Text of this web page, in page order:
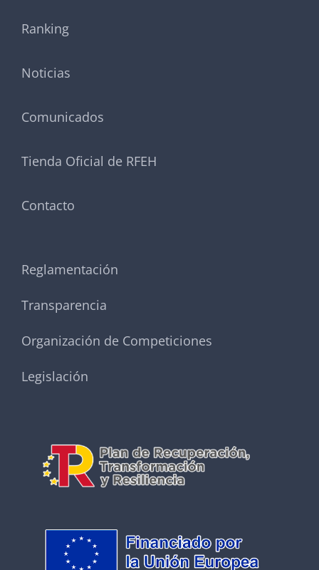
Ranking
Noticias
Comunicados
Tienda Oficial de RFEH
Contacto
Reglamentación
Transparencia
Organización de Competiciones
Legislación